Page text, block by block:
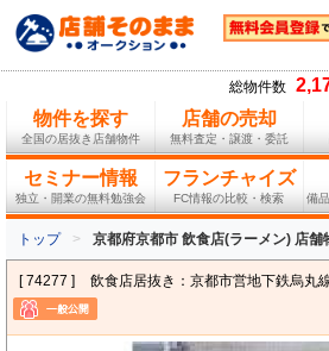
総物件数
物件を探す
全国の居抜き店舗物件
店舗の売却
無料査定・譲渡・委託
セミナー情報
独立・開業の無料勉強会
フランチャイズ
FC情報の比較・検索 備
トップ 京都府京都市 飲食店(ラーメン) 店舗
[ 74277 ] 飲食店居抜き：京都市営地下鉄烏丸